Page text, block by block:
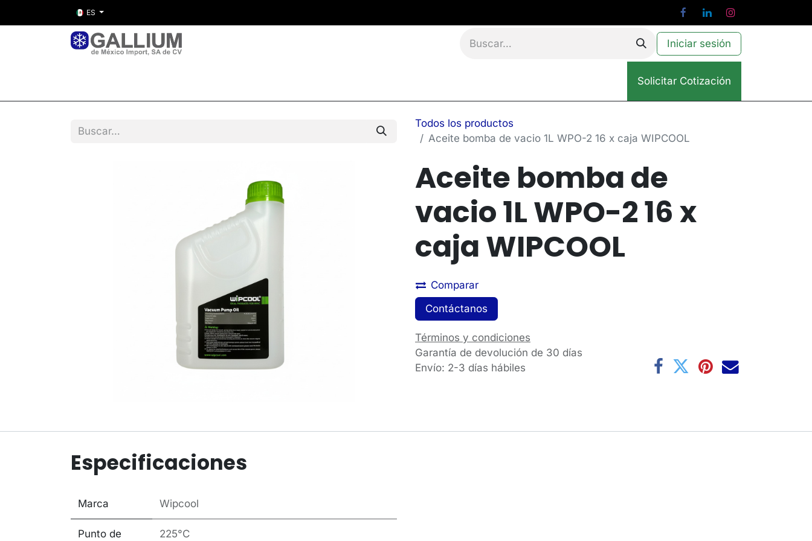
ES
Iniciar sesión
Solicitar Cotización
Todos los productos
Aceite bomba de vacio 1L WPO-2 16 x caja WIPCOOL
Aceite bomba de
vacio 1L WPO-2 16 x
caja WIPCOOL
Comparar
Contáctanos
Términos y condiciones
Garantía de devolución de 30 días
Envío: 2-3 días hábiles
Especificaciones
Marca Wipcool
Punto de 225°C